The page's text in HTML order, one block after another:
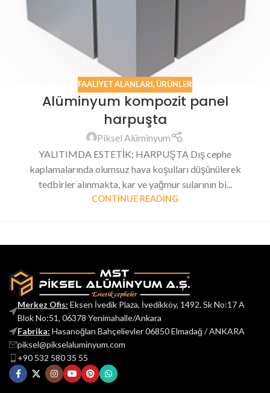
FAALIYET ALANLARI, ÜRÜNLER
Alüminyum kompozit panel
harpuşta
Piksel Alüminyum
YALITIMDA ESTETİK; HARPUŞTA Dış cephe
kaplamalarında olumsuz hava koşulları düşünülerek
tedbirler alınmakta, kar ve yağmur sularının bi...
CONTINUE READING
Merkez Ofis: Eksen İvedik Plaza, İvedikköy, 1492. Sk No:17 A
Blok No:51, 06378 Yenimahalle/Ankara
Fabrika: Hasanoğlan Bahçelievler 06850 Elmadağ / ANKARA
piksel@pikselaluminyum.com
+90 532 580 35 55